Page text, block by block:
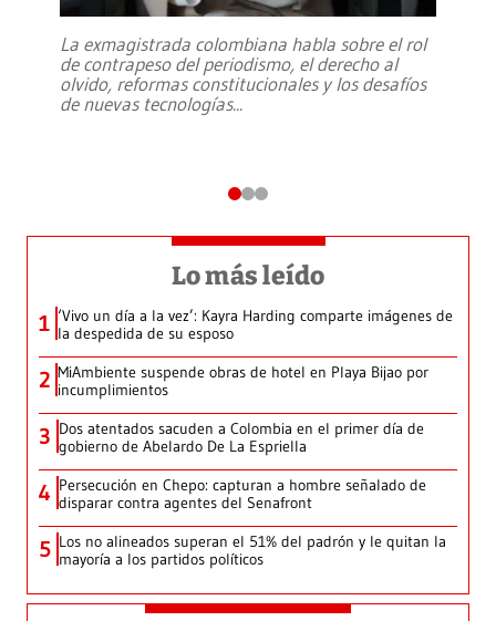
La exmagistrada colombiana habla sobre el rol
de contrapeso del periodismo, el derecho al
olvido, reformas constitucionales y los desafíos
de nuevas tecnologías...
Lo más leído
1 ‘Vivo un día a la vez’: Kayra Harding comparte imágenes de
la despedida de su esposo
2 MiAmbiente suspende obras de hotel en Playa Bijao por
incumplimientos
3 Dos atentados sacuden a Colombia en el primer día de
gobierno de Abelardo De La Espriella
4 Persecución en Chepo: capturan a hombre señalado de
disparar contra agentes del Senafront
5 Los no alineados superan el 51% del padrón y le quitan la
mayoría a los partidos políticos